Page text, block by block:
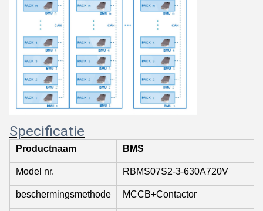
Specificatie
Productnaam BMS
Model nr. RBMS07S2-3-630A720V
beschermingsmethode MCCB+Contactor